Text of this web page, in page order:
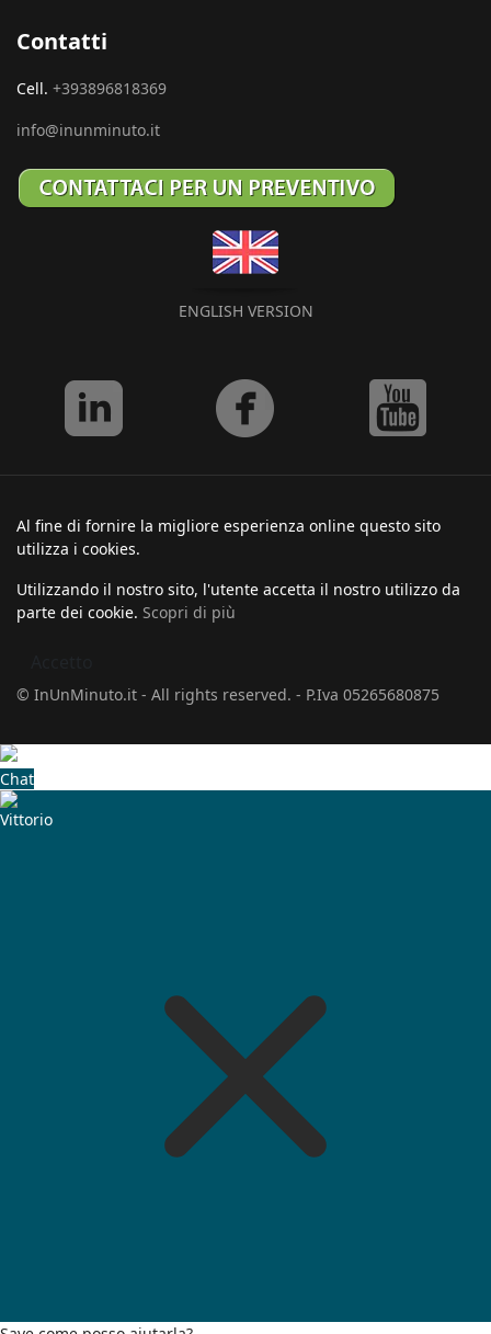
Contatti
Cell. +393896818369
info@inunminuto.it
ENGLISH VERSION
Al fine di fornire la migliore esperienza online questo sito
utilizza i cookies.
Utilizzando il nostro sito, l'utente accetta il nostro utilizzo da
parte dei cookie. Scopri di più
© InUnMinuto.it - All rights reserved. - P.Iva 05265680875
Chat
Vittorio